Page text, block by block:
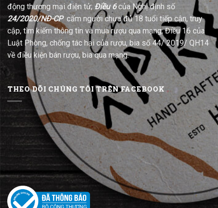
động thương mại điện tử; Điều 6của Nghị định số
24/2020/NĐ-CPcấm người chưa đủ 18 tuổi tiếp cận, truy
cập, tìm kiếm thông tin và mua rượu qua mạng; Điều 16 của
Luật Phòng, chống tác hại của rượu, bia số 44/ 2019/ QH14
về điều kiện bán rượu, bia qua mạng.
THEO DÕI CHÚNG TÔI TRÊN FACEBOOK